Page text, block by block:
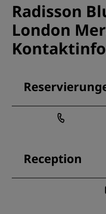
Radisson
London
Reception